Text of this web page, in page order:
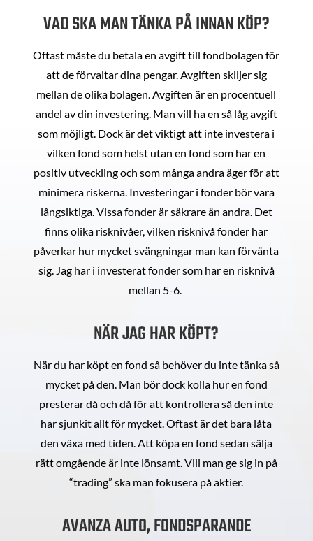
VAD SKA MAN TÄNKA PÅ INNAN KÖP?
Oftast måste du betala en avgift till fondbolagen för
att de förvaltar dina pengar. Avgiften skiljer sig
mellan de olika bolagen. Avgiften är en procentuell
andel av din investering. Man vill ha en så låg avgift
som möjligt. Dock är det viktigt att inte investera i
vilken fond som helst utan en fond som har en
positiv utveckling och som många andra äger för att
minimera riskerna. Investeringar i fonder bör vara
långsiktiga. Vissa fonder är säkrare än andra. Det
finns olika risknivåer, vilken risknivå fonder har
påverkar hur mycket svängningar man kan förvänta
sig. Jag har i investerat fonder som har en risknivå
mellan 5-6.
NÄR JAG HAR KÖPT?
När du har köpt en fond så behöver du inte tänka så
mycket på den. Man bör dock kolla hur en fond
presterar då och då för att kontrollera så den inte
har sjunkit allt för mycket. Oftast är det bara låta
den växa med tiden. Att köpa en fond sedan sälja
rätt omgående är inte lönsamt. Vill man ge sig in på
“trading” ska man fokusera på aktier.
AVANZA AUTO, FONDSPARANDE